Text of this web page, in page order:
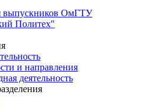
выпускников ОмГТУ
Политех"
и направления
деятельность